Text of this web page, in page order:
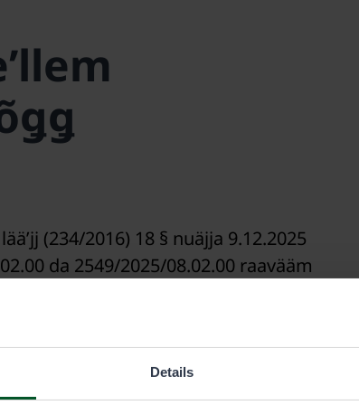
Details
(234/2016) 18 § nuäjja 9.12.2025
da 2549/2025/08.02.00 raavääm
riikk čääʹccvuuʹdi âânnmõõžžâst
jânnamtiõđlânji säʹmmlai dommvuuʹd da